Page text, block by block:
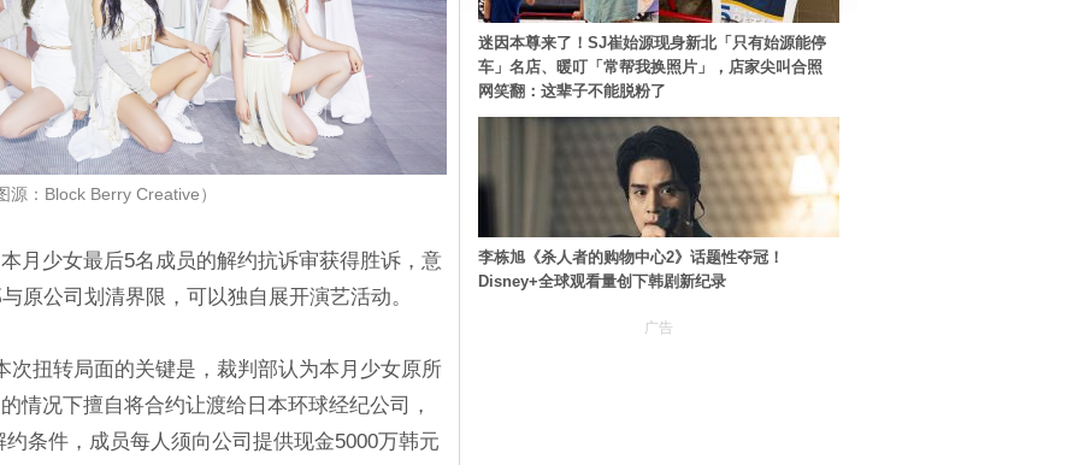
源：Block Berry Creative）
月少女最后5名成员的解约抗诉审获得胜诉，意
原公司划清界限，可以独自展开演艺活动。
次扭转局面的关键是，裁判部认为本月少女原所
情况下擅自将合约让渡给日本环球经纪公司，
条件，成员每人须向公司提供现金5000万韩元
迷因本尊来了！SJ崔始源现身新北「只有始源能停
车」名店、暖叮「常帮我换照片」，店家尖叫合照
网笑翻：这辈子不能脱粉了
李栋旭《杀人者的购物中心2》话题性夺冠！
Disney+全球观看量创下韩剧新纪录
广告